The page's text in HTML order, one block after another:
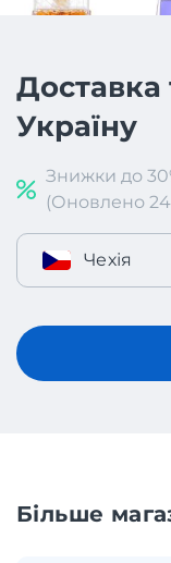
Доставка
Україну
Знижки до
(Оновлено
Чехія
Більше